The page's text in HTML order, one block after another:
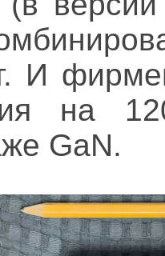
И
на
GaN.